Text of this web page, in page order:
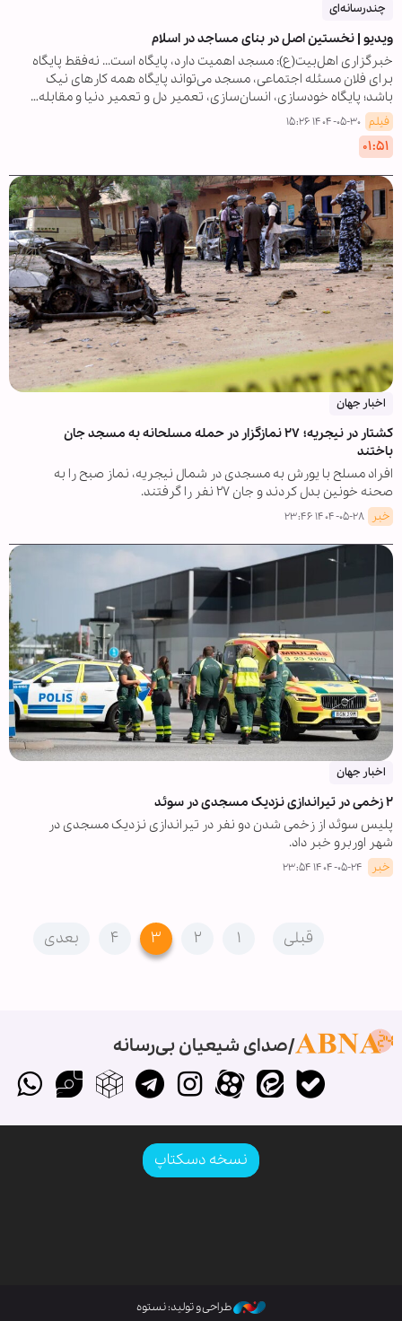
چندرسانه‌ای
ویدیو | نخستین اصل در بنای مساجد در اسلام
خبرگزاری اهل‌بیت(ع): مسجد اهمیت دارد، پایگاه است... نه‌فقط پایگاه
برای فلان مسئله‌ اجتماعی، مسجد می‌تواند پایگاه همه‌ کارهای نیک
باشد؛ پایگاه خودسازی، انسان‌سازی، تعمیر دل و تعمیر دنیا و مقابله‌…
فیلم ۱۴۰۴-۰۵-۳۰ ۱۵:۲۶
۰۱:۵۱
اخبار جهان
کشتار در نیجریه؛ ۲۷ نمازگزار در حمله مسلحانه به مسجد جان
باختند
افراد مسلح با یورش به مسجدی در شمال نیجریه، نماز صبح را به
صحنه خونین بدل کردند و جان ۲۷ نفر را گرفتند.
خبر ۱۴۰۴-۰۵-۲۸ ۲۳:۴۶
اخبار جهان
۲ زخمی در تیراندازی نزدیک مسجدی در سوئد
پلیس سوئد از زخمی شدن دو نفر در تیراندازی نزدیک مسجدی در
شهر اوربرو خبر داد.
خبر ۱۴۰۴-۰۵-۲۴ ۲۳:۵۴
قبلی ۱ ۲ ۳ ۴ بعدی
صدای شیعیان بی‌رسانه
نسخه دسکتاپ
طراحی و تولید: نستوه